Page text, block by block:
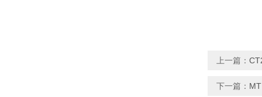
上一篇：
下一篇：